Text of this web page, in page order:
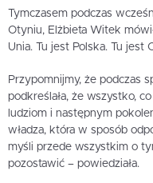
Tymczasem podczas
Otyniu, Elżbieta Witek
Unia. Tu jest Polska. Tu jest
Przypomnijmy, że podczas
podkreślała, że wszystko,
ludziom i następnym
władza, która w sposób
myśli przede wszystkim o
pozostawić – powiedziała.